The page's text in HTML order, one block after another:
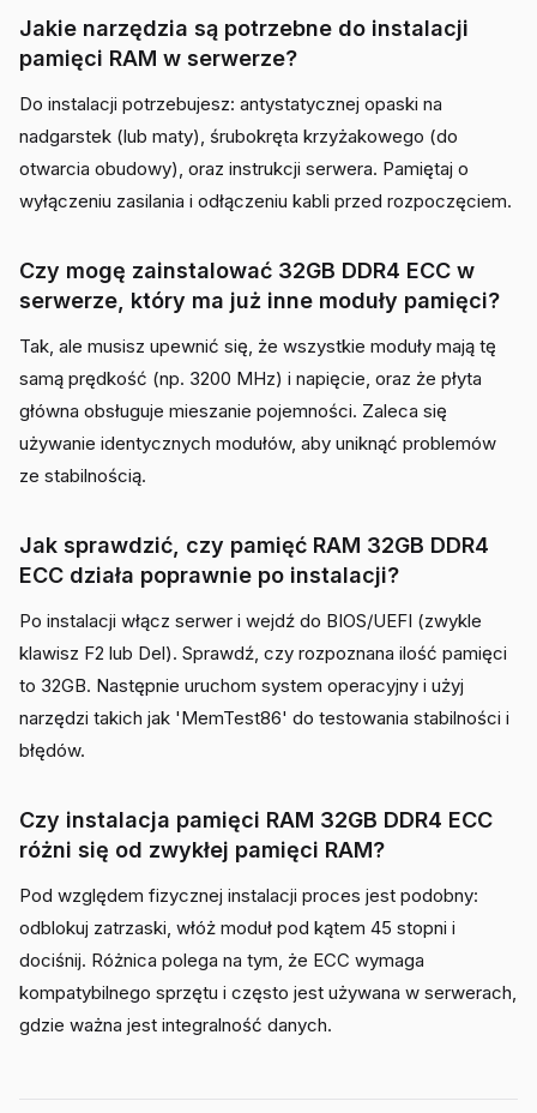
Jakie narzędzia są potrzebne do instalacji
pamięci RAM w serwerze?
Do instalacji potrzebujesz: antystatycznej opaski na
nadgarstek (lub maty), śrubokręta krzyżakowego (do
otwarcia obudowy), oraz instrukcji serwera. Pamiętaj o
wyłączeniu zasilania i odłączeniu kabli przed rozpoczęciem.
Czy mogę zainstalować 32GB DDR4 ECC w
serwerze, który ma już inne moduły pamięci?
Tak, ale musisz upewnić się, że wszystkie moduły mają tę
samą prędkość (np. 3200 MHz) i napięcie, oraz że płyta
główna obsługuje mieszanie pojemności. Zaleca się
używanie identycznych modułów, aby uniknąć problemów
ze stabilnością.
Jak sprawdzić, czy pamięć RAM 32GB DDR4
ECC działa poprawnie po instalacji?
Po instalacji włącz serwer i wejdź do BIOS/UEFI (zwykle
klawisz F2 lub Del). Sprawdź, czy rozpoznana ilość pamięci
to 32GB. Następnie uruchom system operacyjny i użyj
narzędzi takich jak 'MemTest86' do testowania stabilności i
błędów.
Czy instalacja pamięci RAM 32GB DDR4 ECC
różni się od zwykłej pamięci RAM?
Pod względem fizycznej instalacji proces jest podobny:
odblokuj zatrzaski, włóż moduł pod kątem 45 stopni i
dociśnij. Różnica polega na tym, że ECC wymaga
kompatybilnego sprzętu i często jest używana w serwerach,
gdzie ważna jest integralność danych.